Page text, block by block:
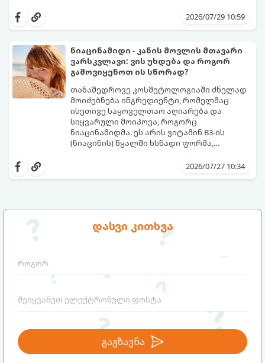
დასვი კითხვა
გაგზავნა
გამოიმუშაოს მელანინი - პიგმენტი,
5-დღიანი სქემა დაგეხმარებათ, მიიღოთ
ღრმა, თანაბარი და ხანგრძლივი რუჯი
კანის ჯანმრთელობის დაზიანების გარეშე.
2026/07/29 10:59
ნიაცინამიდი - კანის მოვლის მთავარი
ვარსკვლავი: ვის უხდება და როგორ
გამოვიყენოთ ის სწორად?
თანამედროვე კოსმეტოლოგიაში ძნელად
მოიძებნება ინგრედიენტი, რომელმაც
ისეთივე საყოველთაო აღიარება და
სიყვარული მოიპოვა, როგორც
ნიაცინამიდმა. ეს არის ვიტამინ B3-ის
(ნიაცინის) წყალში ხსნადი ფორმა,
კანისთვის ნამდვილი „მაშველი რგოლია“.
თავის მოვლის რუტინის შეუცვლელი
2026/07/27 10:34